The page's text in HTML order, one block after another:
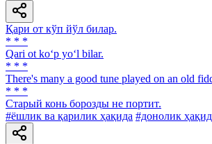
Қари от кўп йўл билар.
* * *
Qari ot ko‘p yo‘l bilar.
* * *
There's many a good tune played on an old
* * *
Старый конь борозды не портит.
#ёшлик ва қарилик ҳақида #донолик